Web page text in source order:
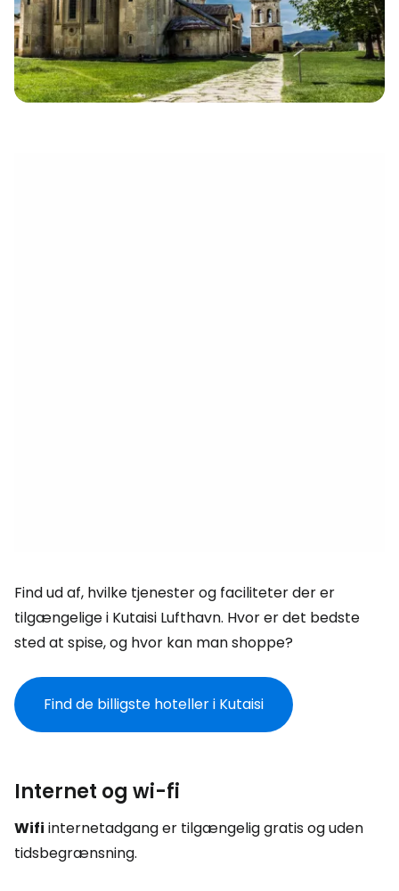
Find ud af, hvilke tjenester og faciliteter der er
tilgængelige i Kutaisi Lufthavn. Hvor er det bedste
sted at spise, og hvor kan man shoppe?
Find de billigste hoteller i Kutaisi
Internet og wi-fi
Wifi internetadgang er tilgængelig gratis og uden
tidsbegrænsning.